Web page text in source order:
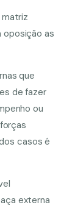
oposição as
que
de fazer
ou
casos é
externa